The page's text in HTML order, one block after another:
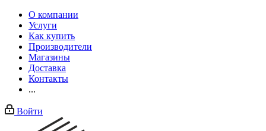
О компании
Услуги
Как купить
Производители
Магазины
Доставка
Контакты
...
Войти